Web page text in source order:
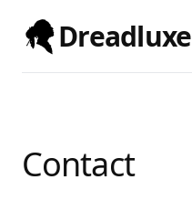
Dreadluxe
Contact